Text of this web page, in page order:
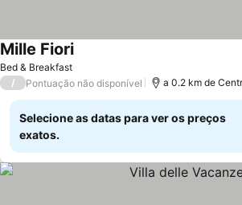
Bed & Breakfast
Mille FioriVer preços
/ Pontuação não disponível a 0.2 km de
Selecione as datas para ver os preços
exatos.